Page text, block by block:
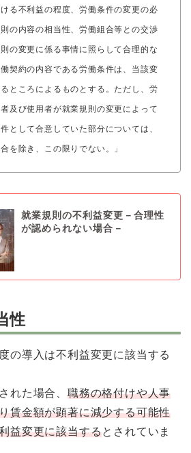
る不利益の程度、労働条件の変更の必
の内容の相当性、労働組合等との交渉
の変更に係る事情に照らして合理的な
契約の内容である労働条件は、当該変
ところによるものとする。ただし、労
及び使用者が就業規則の変更によって
として合意していた部分については、
を除き、この限りでない。」
就業規則の不利益変更－合理性
が認められない場合－
性
の導入は不利益変更に該当する
れた場合、職務の格付けや人事
賃金額が顕著に減少する可能性
益変更に該当するとされていま